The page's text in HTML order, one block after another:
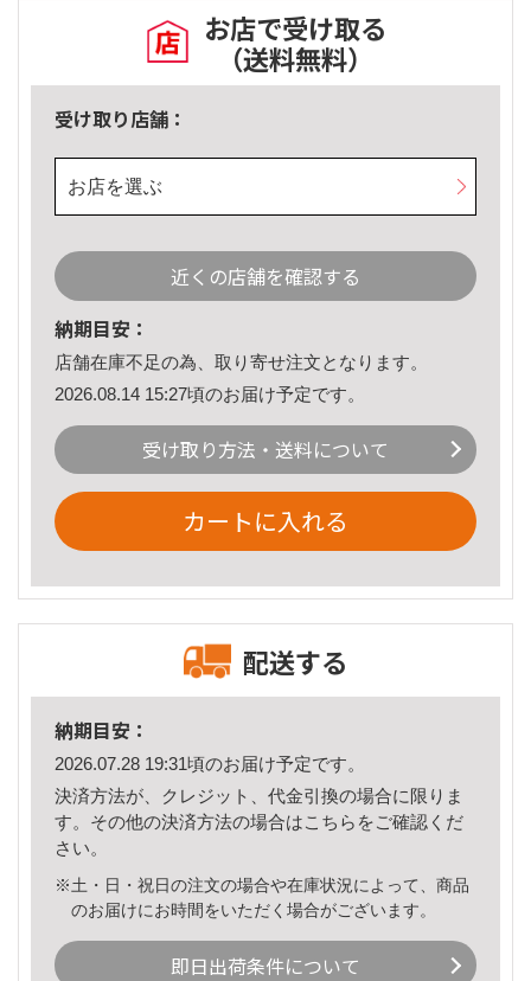
お店で受け取る
（送料無料）
受け取り店舗：
お店を選ぶ
近くの店舗を確認する
納期目安：
店舗在庫不足の為、取り寄せ注文となります。
2026.08.14 15:27頃のお届け予定です。
受け取り方法・送料について
カートに入れる
配送する
納期目安：
2026.07.28 19:31頃のお届け予定です。
決済方法が、クレジット、代金引換の場合に限りま
す。その他の決済方法の場合はこちら をご確認くだ
さい。
※土・日・祝日の注文の場合や在庫状況によって、商品
のお届けにお時間をいただく場合がございます。
即日出荷条件について